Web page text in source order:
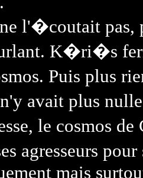
l'�coutait pas,
K�ri�s
Puis plus
avait plus
le cosmos
agresseurs
mais